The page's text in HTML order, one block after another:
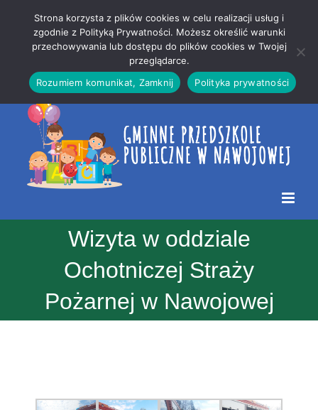
treści
strony
Wizyta w oddziale
Ochotniczej Straży
Pożarnej w Nawojowej
Strona korzysta z plików cookies w celu realizacji usług i
zgodnie z Polityką Prywatności. Możesz określić warunki
przechowywania lub dostępu do plików cookies w Twojej
przeglądarce.
Rozumiem komunikat, Zamknij
Polityka prywatności